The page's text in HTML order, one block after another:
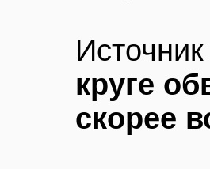
круге
скорее